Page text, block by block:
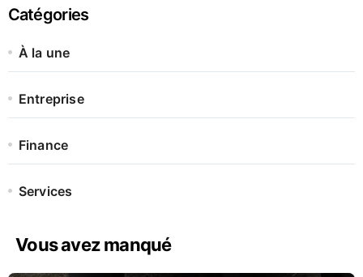
Catégories
À la une
Entreprise
Finance
Services
Vous avez manqué